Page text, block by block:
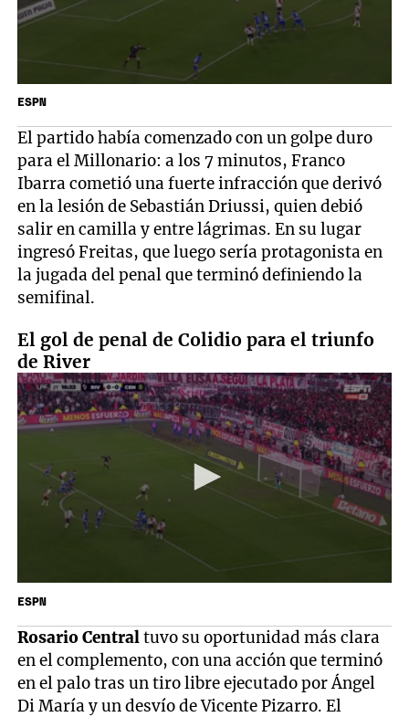
ESPN
El partido había comenzado con un golpe duro
para el Millonario: a los 7 minutos, Franco
Ibarra cometió una fuerte infracción que derivó
en la lesión de Sebastián Driussi, quien debió
salir en camilla y entre lágrimas. En su lugar
ingresó Freitas, que luego sería protagonista en
la jugada del penal que terminó definiendo la
semifinal.
El gol de penal de Colidio para el triunfo
de River
ESPN
Rosario Centraltuvo su oportunidad más clara
en el complemento, con una acción que terminó
en el palo tras un tiro libre ejecutado por Ángel
Di María y un desvío de Vicente Pizarro. El